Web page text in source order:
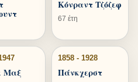
Κόνραντ Τζόζεφ
67 έτη
Μαξ
1858 - 1928
Πάνκχερστ